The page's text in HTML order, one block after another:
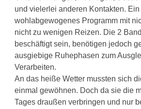
und vielerlei anderen Kontakten. Ein
wohlabgewogenes Programm mit
nicht zu wenigen Reizen. Die 2
beschäftigt sein, benötigen jedoch
ausgiebige Ruhephasen zum
Verarbeiten.
An das heiße Wetter mussten sich
einmal gewöhnen. Doch da sie die
Tages draußen verbringen und nur